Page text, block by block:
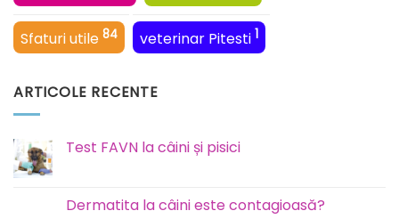
Sfaturi utile 84 veterinar Pitesti 1
ARTICOLE RECENTE
Test FAVN la câini și pisici
Test
FAVN
Dermatita la câini este contagioasă?